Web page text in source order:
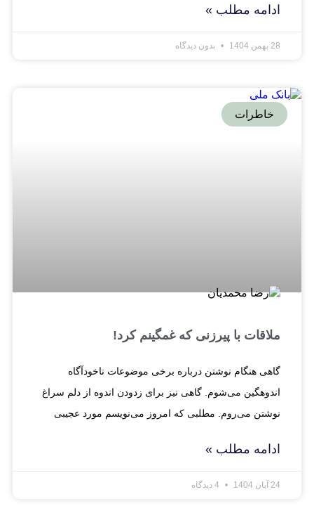
ادامه مطلب »
28 بهمن 1404 بدون دیدگاه
خاطرات
ملاقات با پیرزنی که غمگینم کرد!
گاهی هنگام نوشتن درباره برخی موضوعات ناخودآگاه
اندوهگین می‌شوم. گاهی نیز برای زدودن اندوه از دلم سراغ
نوشتن می‌روم. مطلبی که امروز می‌نویسم مورد عجیبی
ادامه مطلب »
24 آبان 1404 4 دیدگاه